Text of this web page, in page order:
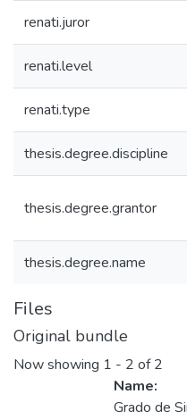
renati.juror
renati.level
renati.type
thesis.degree.discipline
thesis.degree.grantor
thesis.degree.name
Files
Original bundle
Now showing 1 - 2 of 2
Name:
Grado de